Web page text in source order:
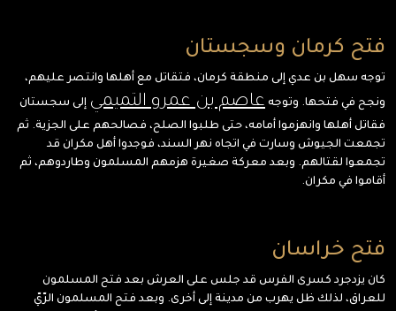
فتح كرمان وسجستان
توجه سهل بن عدي إلى منطقة كرمان، فتقاتل مع أهلها وانتصر عليهم،
ونجح في فتحها. وتوجه عاصم بن عمرو التميمي إلى سجستان
فقاتل أهلها وانهزموا أمامه، حتى طلبوا الصلح، فصالحهم على الجزية. ثم
تجمعت الجيوش وسارت في اتجاه نهر السند، فوجدوا أهل مكران قد
تجمعوا لقتالهم. وبعد معركة صغيرة هزمهم المسلمون وطاردوهم، ثم
أقاموا في مكران.
فتح خراسان
كان يزدجرد كسرى الفرس قد جلس على العرش بعد فتح المسلمون
للعراق، لذلك ظل يهرب من مدينة إلى أخرى. وبعد فتح المسلمون الرّيّ